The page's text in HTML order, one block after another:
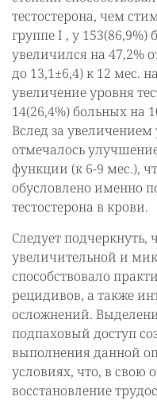
тестостерона, чем
группе I , у 153(86,9%)
увеличился на 47,2%
до 13,1±6,4) к 12 мес.
увеличение уровня
14(26,4%) больных на
Вслед за увеличением
отмечалось
функции (к 6-9 мес.),
обусловлено именно
тестостерона в крови.
Следует подчеркнуть,
увеличительной и
способствовало
рецидивов, а также
осложнений.
подпаховый доступ
выполнения данной
условиях, что, в свою
восстановление